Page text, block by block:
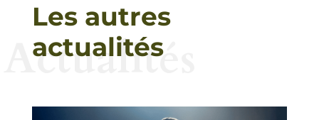
Les autres
actualités
Actualités